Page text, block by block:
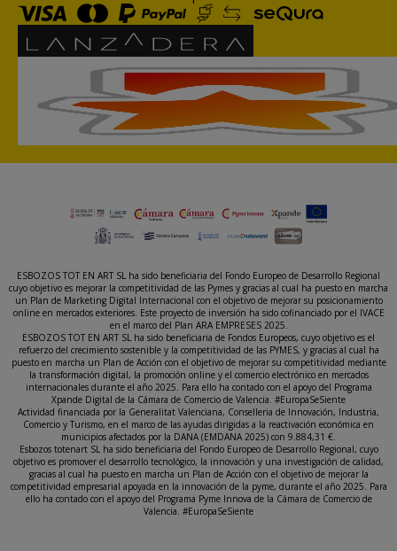
ESBOZOS TOT EN ART SL ha sido beneficiaria del Fondo Europeo de Desarrollo Regional
cuyo objetivo es mejorar la competitividad de las Pymes y gracias al cual ha puesto en marcha
un Plan de Marketing Digital Internacional con el objetivo de mejorar su posicionamiento
online en mercados exteriores. Este proyecto de inversión ha sido cofinanciado por el IVACE
en el marco del Plan ARA EMPRESES 2025.
ESBOZOS TOT EN ART SL ha sido beneficiaria de Fondos Europeos, cuyo objetivo es el
refuerzo del crecimiento sostenible y la competitividad de las PYMES, y gracias al cual ha
puesto en marcha un Plan de Acción con el objetivo de mejorar su competitividad mediante
la transformación digital, la promoción online y el comercio electrónico en mercados
internacionales durante el año 2025. Para ello ha contado con el apoyo del Programa
Xpande Digital de la Cámara de Comercio de Valencia. #EuropaSeSiente
Actividad financiada por la Generalitat Valenciana, Conselleria de Innovación, Industria,
Comercio y Turismo, en el marco de las ayudas dirigidas a la reactivación económica en
municipios afectados por la DANA (EMDANA 2025) con 9.884,31 €.
Esbozos totenart SL ha sido beneficiaria del Fondo Europeo de Desarrollo Regional, cuyo
objetivo es promover el desarrollo tecnológico, la innovación y una investigación de calidad,
gracias al cual ha puesto en marcha un Plan de Acción con el objetivo de mejorar la
competitividad empresarial apoyada en la innovación de la pyme, durante el año 2025. Para
ello ha contado con el apoyo del Programa Pyme Innova de la Cámara de Comercio de
Valencia. #EuropaSeSiente